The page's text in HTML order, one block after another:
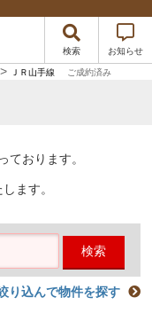
検索 お知らせ
> ＪＲ山手線 ご成約済み
ております。
ます。
検索
り込んで物件を探す